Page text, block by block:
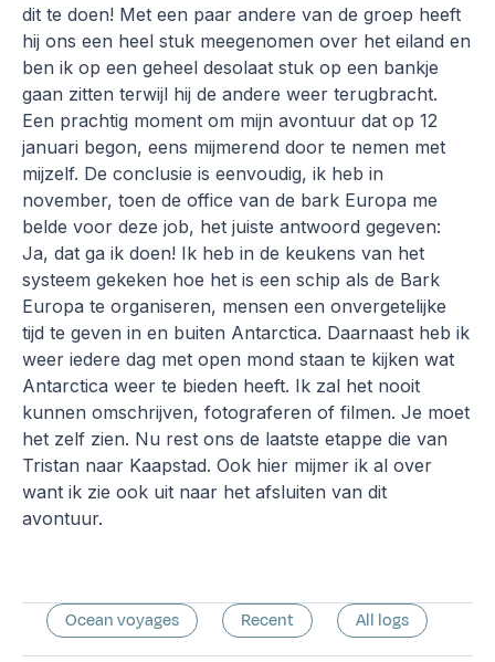
dit te doen! Met een paar andere van de groep heeft
hij ons een heel stuk meegenomen over het eiland en
ben ik op een geheel desolaat stuk op een bankje
gaan zitten terwijl hij de andere weer terugbracht.
Een prachtig moment om mijn avontuur dat op 12
januari begon, eens mijmerend door te nemen met
mijzelf. De conclusie is eenvoudig, ik heb in
november, toen de office van de bark Europa me
belde voor deze job, het juiste antwoord gegeven:
Ja, dat ga ik doen! Ik heb in de keukens van het
systeem gekeken hoe het is een schip als de Bark
Europa te organiseren, mensen een onvergetelijke
tijd te geven in en buiten Antarctica. Daarnaast heb ik
weer iedere dag met open mond staan te kijken wat
Antarctica weer te bieden heeft. Ik zal het nooit
kunnen omschrijven, fotograferen of filmen. Je moet
het zelf zien. Nu rest ons de laatste etappe die van
Tristan naar Kaapstad. Ook hier mijmer ik al over
want ik zie ook uit naar het afsluiten van dit
avontuur.
Ocean voyages Recent All logs